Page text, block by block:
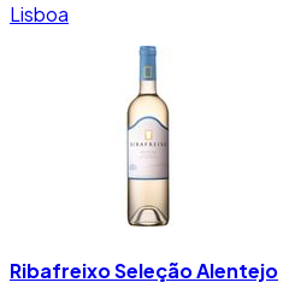
Lisboa
Ribafreixo Seleção Alentejo